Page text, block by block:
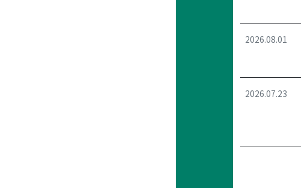
2026.08.01
2026.07.23